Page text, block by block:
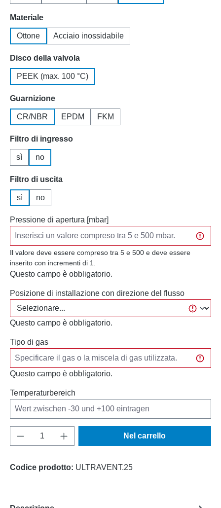
Seleziona
Materiale
Ottone Acciaio inossidabile
Seleziona
Disco della valvola
PEEK (max. 100 °C)
Seleziona
Guarnizione
CR/NBR EPDM FKM
Seleziona
Filtro di ingresso
sì no
Seleziona
Filtro di uscita
sì no
Pressione di apertura [mbar]
Il valore deve essere compreso tra 5 e 500 e deve essere
inserito con incrementi di 1.
Questo campo è obbligatorio.
Posizione di installazione con direzione del flusso
Questo campo è obbligatorio.
Tipo di gas
Questo campo è obbligatorio.
Temperaturbereich
Quantità del prodotto: inserisci la quantità
Nel carrello
Codice prodotto: ULTRAVENT.25